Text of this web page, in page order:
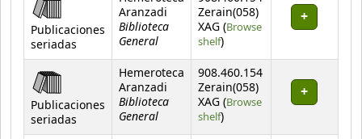
Publicaciones
seriadas
Aranzadi
Biblioteca
General
Zerain(058)
XAG (Browse
shelf(Opens below)
)
Publicaciones
seriadas
Hemeroteca
Aranzadi
Biblioteca
General
908.460.154
Zerain(058)
XAG (Browse
shelf(Opens below)
)